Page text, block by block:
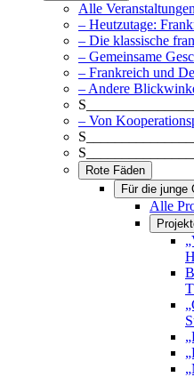
Alle
– Heutzutage:
– Die klassische
– Gemeinsame
– Frankreich und
– Andere
– Von
Rote Fäden
Für die junge
Alle